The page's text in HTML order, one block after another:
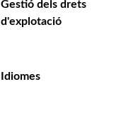
Gestió dels drets
d'explotació
Idiomes